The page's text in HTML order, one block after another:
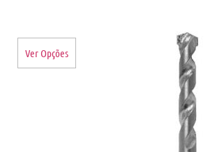
Ver Opções